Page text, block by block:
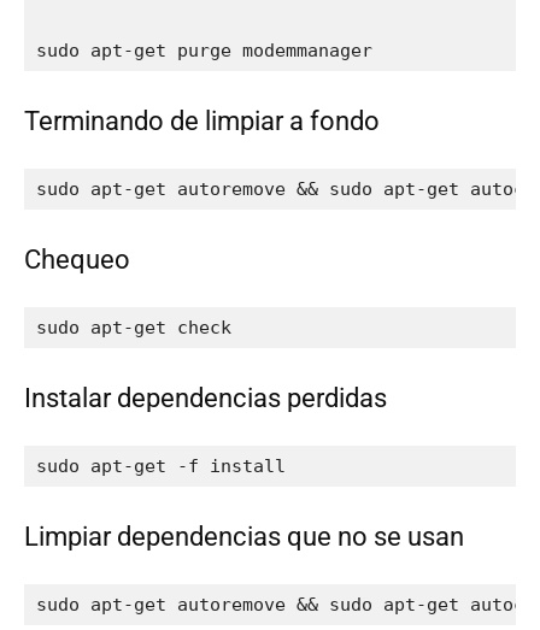
sudo apt-get purge modemmanager
Terminando de limpiar a fondo
sudo apt-get autoremove && sudo apt-get
Chequeo
sudo apt-get check
Instalar dependencias perdidas
sudo apt-get -f install
Limpiar dependencias que no se usan
sudo apt-get autoremove && sudo apt-get